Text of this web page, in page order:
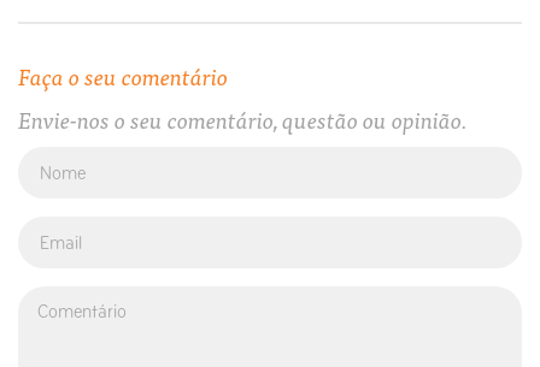
Faça o seu comentário
Envie-nos o seu comentário, questão ou opinião.